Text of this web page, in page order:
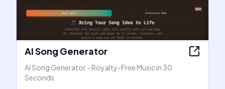
AI Song Generator
AI Song Generator - Royalty-Free Music in 30
Seconds